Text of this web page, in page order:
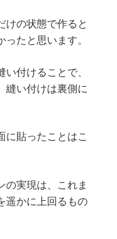
けの状態で作ると
たと思います。
付けることで、
縫い付けは裏側に
に貼ったことはこ
の実現は、これま
遥かに上回るもの